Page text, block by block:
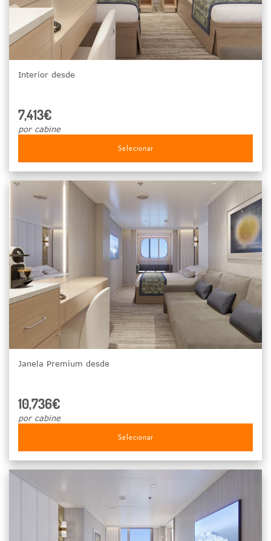
Interior desde
7,413€
por cabine
Selecionar
Janela Premium desde
10,736€
por cabine
Selecionar